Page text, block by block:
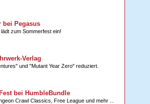
bei Pegasus
zum Sommerfest ein!
Verlag
und "Mutant Year Zero" reduziert.
bei HumbleBundle
Crawl Classics, Free League und mehr ...